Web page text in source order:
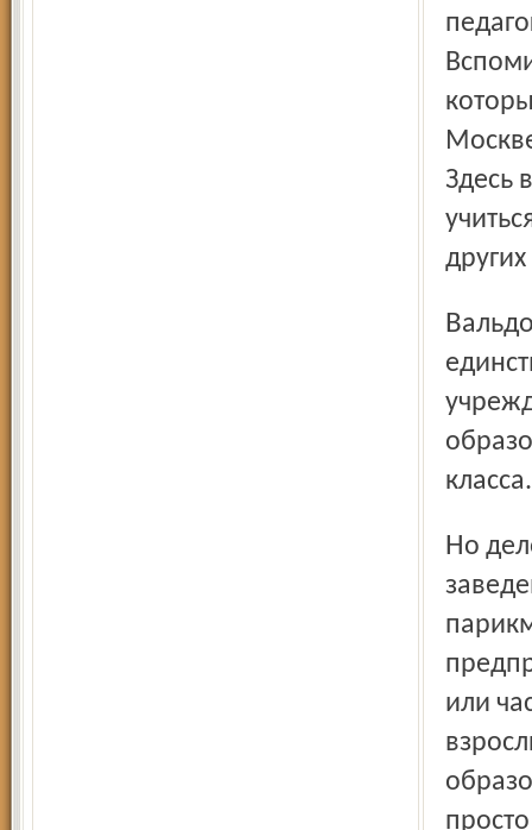
Здесь
Вальдорфская школа уникальна тем, что это
класса.
Но дело даже не в уникальности этого учебного
или